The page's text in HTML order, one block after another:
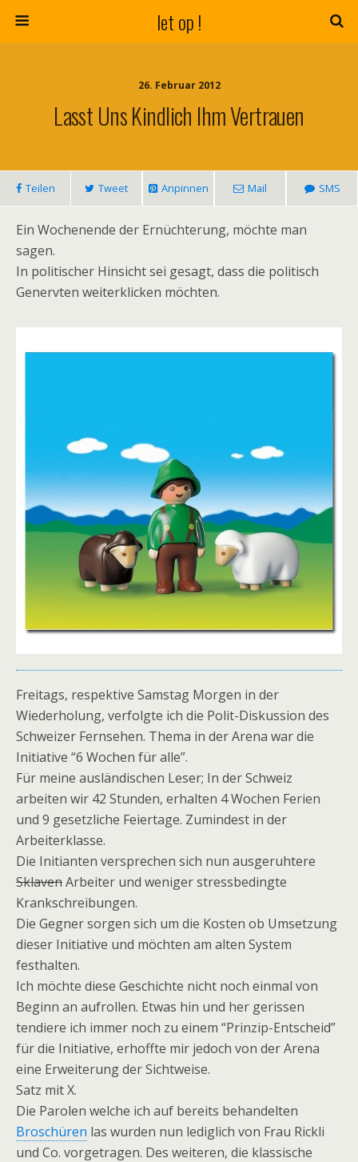
let op !
26. Februar 2012
Lasst Uns Kindlich Ihm Vertrauen
Teilen Tweet Anpinnen Mail SMS
Ein Wochenende der Ernüchterung, möchte man
sagen.
In politischer Hinsicht sei gesagt, dass die politisch
Genervten weiterklicken möchten.
Freitags, respektive Samstag Morgen in der
Wiederholung, verfolgte ich die Polit-Diskussion des
Schweizer Fernsehen. Thema in der Arena war die
Initiative “6 Wochen für alle”.
Für meine ausländischen Leser; In der Schweiz
arbeiten wir 42 Stunden, erhalten 4 Wochen Ferien
und 9 gesetzliche Feiertage. Zumindest in der
Arbeiterklasse.
Die Initianten versprechen sich nun ausgeruhtere
SklavenArbeiter und weniger stressbedingte
Krankschreibungen.
Die Gegner sorgen sich um die Kosten ob Umsetzung
dieser Initiative und möchten am alten System
festhalten.
Ich möchte diese Geschichte nicht noch einmal von
Beginn an aufrollen. Etwas hin und her gerissen
tendiere ich immer noch zu einem “Prinzip-Entscheid”
für die Initiative, erhoffte mir jedoch von der Arena
eine Erweiterung der Sichtweise.
Satz mit X.
Die Parolen welche ich auf bereits behandelten
Broschüren las wurden nun lediglich von Frau Rickli
und Co. vorgetragen. Des weiteren, die klassische